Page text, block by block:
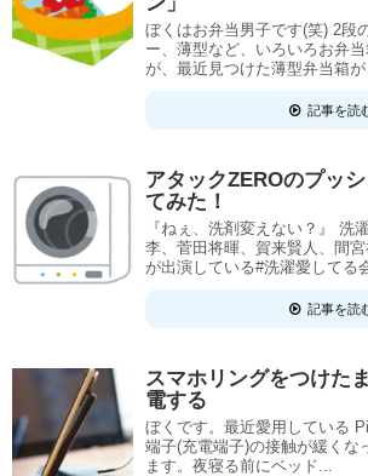
ぼくはお弁当男子です(笑) 2段
ー、薄型など、いろいろお弁
が、最近見つけた薄型弁当箱
記事を読
アタックZEROのプッ
てみた！
『ねぇ、洗剤変えない？』 洗
李、菅田将暉、賀来賢人、間宮
が出演している#洗濯愛してる
記事を読
スマホリングをつけた
電する
ぼくです。最近愛用している
端子(充電端子)の接触が緩くな
ます。夜寝る前にベッド...